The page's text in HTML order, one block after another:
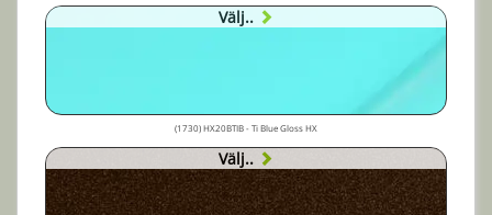
Välj..
(1730) HX20BTIB - Ti Blue Gloss HX
Välj..